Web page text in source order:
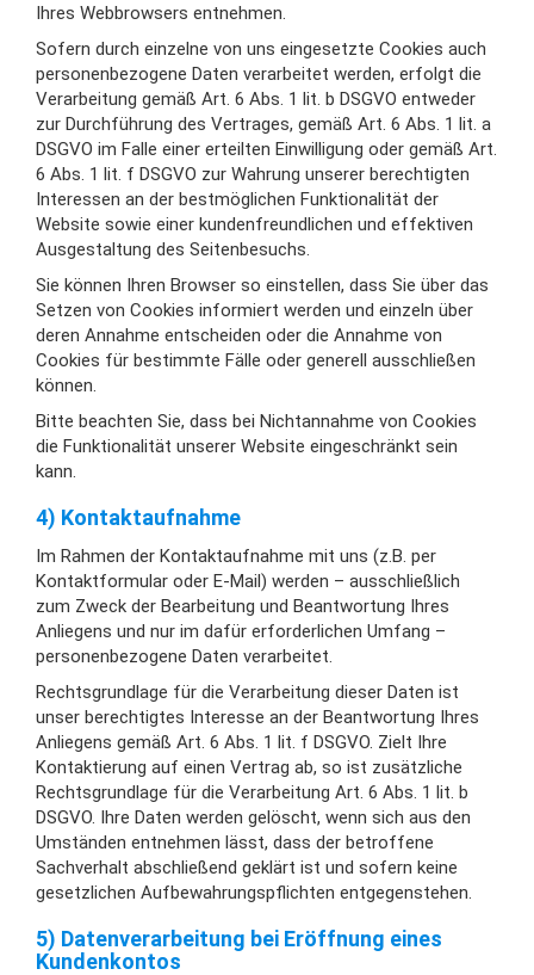
Ihres Webbrowsers entnehmen.
Sofern durch einzelne von uns eingesetzte Cookies auch
personenbezogene Daten verarbeitet werden, erfolgt die
Verarbeitung gemäß Art. 6 Abs. 1 lit. b DSGVO entweder
zur Durchführung des Vertrages, gemäß Art. 6 Abs. 1 lit. a
DSGVO im Falle einer erteilten Einwilligung oder gemäß Art.
6 Abs. 1 lit. f DSGVO zur Wahrung unserer berechtigten
Interessen an der bestmöglichen Funktionalität der
Website sowie einer kundenfreundlichen und effektiven
Ausgestaltung des Seitenbesuchs.
Sie können Ihren Browser so einstellen, dass Sie über das
Setzen von Cookies informiert werden und einzeln über
deren Annahme entscheiden oder die Annahme von
Cookies für bestimmte Fälle oder generell ausschließen
können.
Bitte beachten Sie, dass bei Nichtannahme von Cookies
die Funktionalität unserer Website eingeschränkt sein
kann.
4) Kontaktaufnahme
Im Rahmen der Kontaktaufnahme mit uns (z.B. per
Kontaktformular oder E-Mail) werden – ausschließlich
zum Zweck der Bearbeitung und Beantwortung Ihres
Anliegens und nur im dafür erforderlichen Umfang –
personenbezogene Daten verarbeitet.
Rechtsgrundlage für die Verarbeitung dieser Daten ist
unser berechtigtes Interesse an der Beantwortung Ihres
Anliegens gemäß Art. 6 Abs. 1 lit. f DSGVO. Zielt Ihre
Kontaktierung auf einen Vertrag ab, so ist zusätzliche
Rechtsgrundlage für die Verarbeitung Art. 6 Abs. 1 lit. b
DSGVO. Ihre Daten werden gelöscht, wenn sich aus den
Umständen entnehmen lässt, dass der betroffene
Sachverhalt abschließend geklärt ist und sofern keine
gesetzlichen Aufbewahrungspflichten entgegenstehen.
5) Datenverarbeitung bei Eröffnung eines
Kundenkontos